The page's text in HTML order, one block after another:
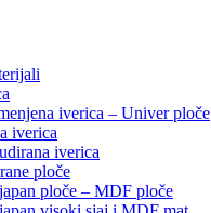
iverica – Univer ploče
iverica
iverica
ploče
ploče – MDF ploče